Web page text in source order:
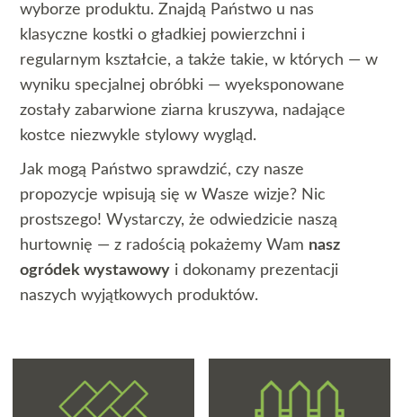
wyborze produktu. Znajdą Państwo u nas
klasyczne kostki o gładkiej powierzchni i
regularnym kształcie, a także takie, w których — w
wyniku specjalnej obróbki — wyeksponowane
zostały zabarwione ziarna kruszywa, nadające
kostce niezwykle stylowy wygląd.
Jak mogą Państwo sprawdzić, czy nasze
propozycje wpisują się w Wasze wizje? Nic
prostszego! Wystarczy, że odwiedzicie naszą
hurtownię — z radością pokażemy Wam nasz
ogródek wystawowy i dokonamy prezentacji
naszych wyjątkowych produktów.